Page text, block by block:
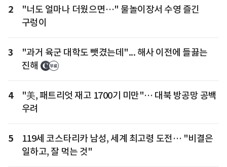
2
"너도 얼마나 더웠으면…" 물놀이장서 수영 즐긴
구렁이
3
"과거 육군 대학도 뺏겼는데"... 해사 이전에 들끓는
진해
4
"美, 패트리엇 재고 1700기 미만"… 대북 방공망 공백
우려
5
119세 코스타리카 남성, 세계 최고령 도전… "비결은
일하고, 잘 먹는 것"